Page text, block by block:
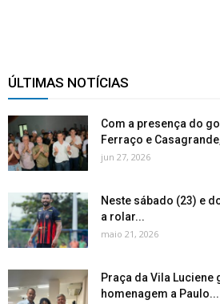
ÚLTIMAS NOTÍCIAS
Com a presença do
Ferraço e
jun 27, 2026
Neste sábado (23) e
a rolar...
maio 21, 2026
Praça da Vila Luciene
homenagem a Paulo...